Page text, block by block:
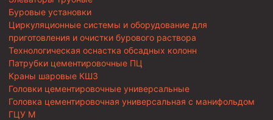
Буровые установки
Циркуляционные системы и оборудование для
приготовления и очистки бурового раствора
Технологическая оснастка обсадных колонн
Патрубки цементировочные ПЦ
Краны шаровые КШЗ
Головки цементировочные универсальные
Головка цементировочная универсальная с манифольдом
ГЦУ М